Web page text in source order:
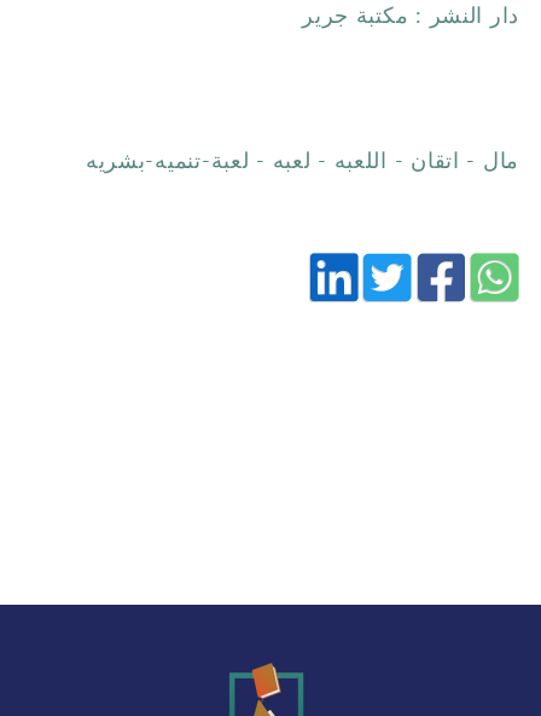
دار النشر : مكتبة جرير
مال - اتقان - اللعبه - لعبه - لعبة-تنميه-بشريه